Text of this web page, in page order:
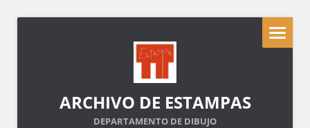
ARCHIVO DE ESTAMPAS
DEPARTAMENTO DE DIBUJO